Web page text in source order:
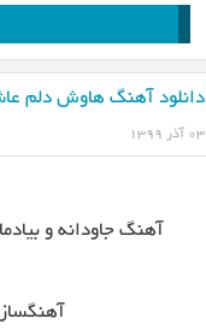
دانلود آهنگ هاوش دلم
۰۳ آذر ۱۳۹۹
آهنگ جاودانه و